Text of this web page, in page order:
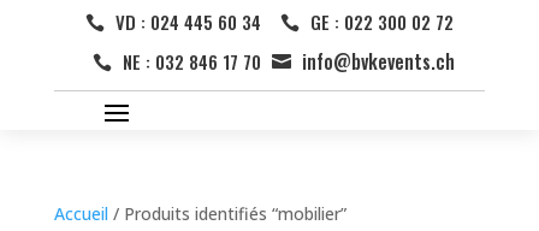
 VD : 024 445 60 34  GE : 022 300 02 72
 NE : 032 846 17 70  info@bvkevents.ch
Accueil / Produits identifiés “mobilier”